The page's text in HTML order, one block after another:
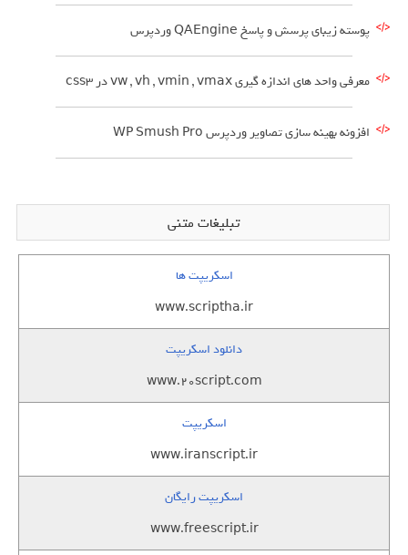
پوسته زیبای پرسش و پاسخ QAEngine وردپرس
معرفی واحد های اندازه گیری vw , vh , vmin , vmax در css3
افزونه بهینه سازی تصاویر وردپرس WP Smush Pro
تبلیغات متنی
اسکریپت ها
www.scriptha.ir
دانلود اسکریپت
www.20script.com
اسکریپت
www.iranscript.ir
اسکریپت رایگان
www.freescript.ir